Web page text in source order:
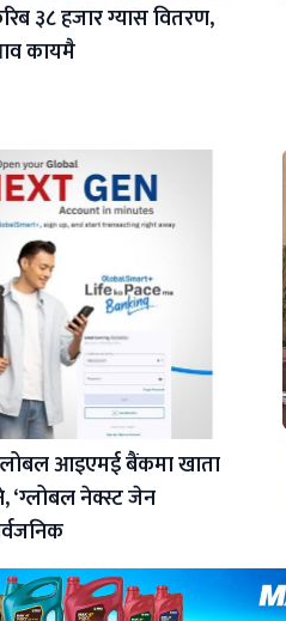
३८ हजार ग्यास वितरण,
कायमै
आइएमई बैंकमा खाता
‘ग्लोबल नेक्स्ट जेन